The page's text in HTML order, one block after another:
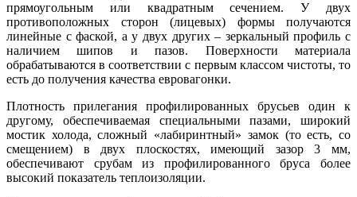
прямоугольным или квадратным сечением. У двух
противоположных сторон (лицевых) формы получаются
линейные с фаской, а у двух других – зеркальный профиль с
наличием шипов и пазов. Поверхности материала
обрабатываются в соответствии с первым классом чистоты, то
есть до получения качества евровагонки.
Плотность прилегания профилированных брусьев один к
другому, обеспечиваемая специальными пазами, широкий
мостик холода, сложный «лабиринтный» замок (то есть, со
смещением) в двух плоскостях, имеющий зазор 3 мм,
обеспечивают срубам из профилированного бруса более
высокий показатель теплоизоляции.